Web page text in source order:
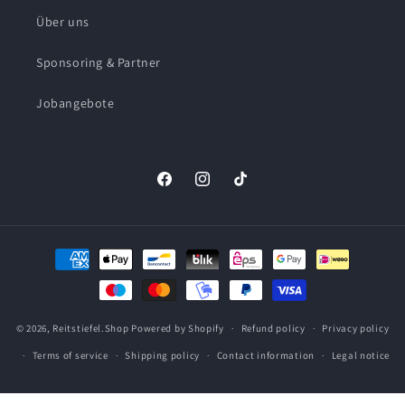
Über uns
Sponsoring & Partner
Jobangebote
FacebookInstagramTikTok
Payment
methods
© 2026, Reitstiefel.Shop Powered by Shopify Refund policy Privacy policy
Terms of service Shipping policy Contact information Legal notice